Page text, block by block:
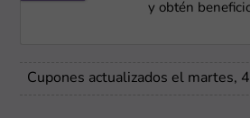
y obtén
Cupones actualizados el martes,